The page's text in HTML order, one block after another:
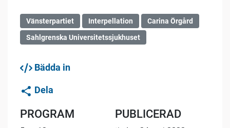
Vänsterpartiet Interpellation
Carina Örgård
Sahlgrenska Universitetssjukhuset
Bädda in
Dela
PROGRAM PUBLICERAD